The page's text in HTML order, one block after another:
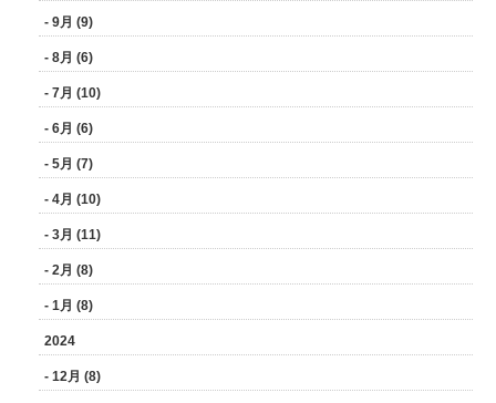
- 9月 (9)
- 8月 (6)
- 7月 (10)
- 6月 (6)
- 5月 (7)
- 4月 (10)
- 3月 (11)
- 2月 (8)
- 1月 (8)
2024
- 12月 (8)